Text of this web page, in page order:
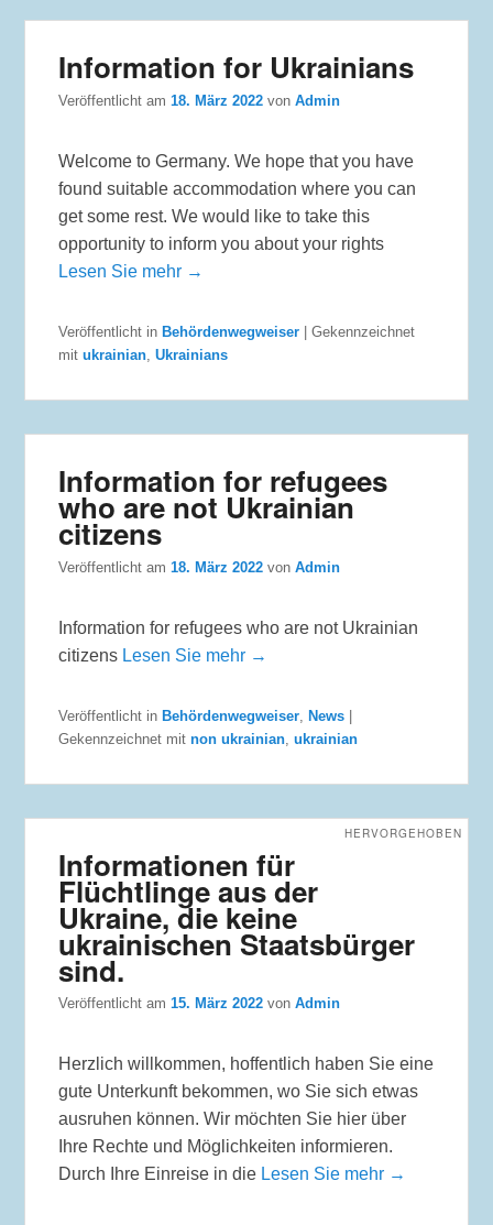
Information for Ukrainians
Veröffentlicht am18. März 2022 vonAdmin
Welcome to Germany. We hope that you have
found suitable accommodation where you can
get some rest. We would like to take this
opportunity to inform you about your rights
Lesen Sie mehr →
Veröffentlicht in Behördenwegweiser |Gekennzeichnet
mit ukrainian ,Ukrainians
Information for refugees
who are not Ukrainian
citizens
Veröffentlicht am18. März 2022 vonAdmin
Information for refugees who are not Ukrainian
citizens Lesen Sie mehr →
Veröffentlicht in Behördenwegweiser ,News |
Gekennzeichnet mit non ukrainian ,ukrainian
Informationen für
Flüchtlinge aus der
Ukraine, die keine
ukrainischen Staatsbürger
sind.
HERVORGEHOBEN
Veröffentlicht am15. März 2022 vonAdmin
Herzlich willkommen, hoffentlich haben Sie eine
gute Unterkunft bekommen, wo Sie sich etwas
ausruhen können. Wir möchten Sie hier über
Ihre Rechte und Möglichkeiten informieren.
Durch Ihre Einreise in die Lesen Sie mehr →